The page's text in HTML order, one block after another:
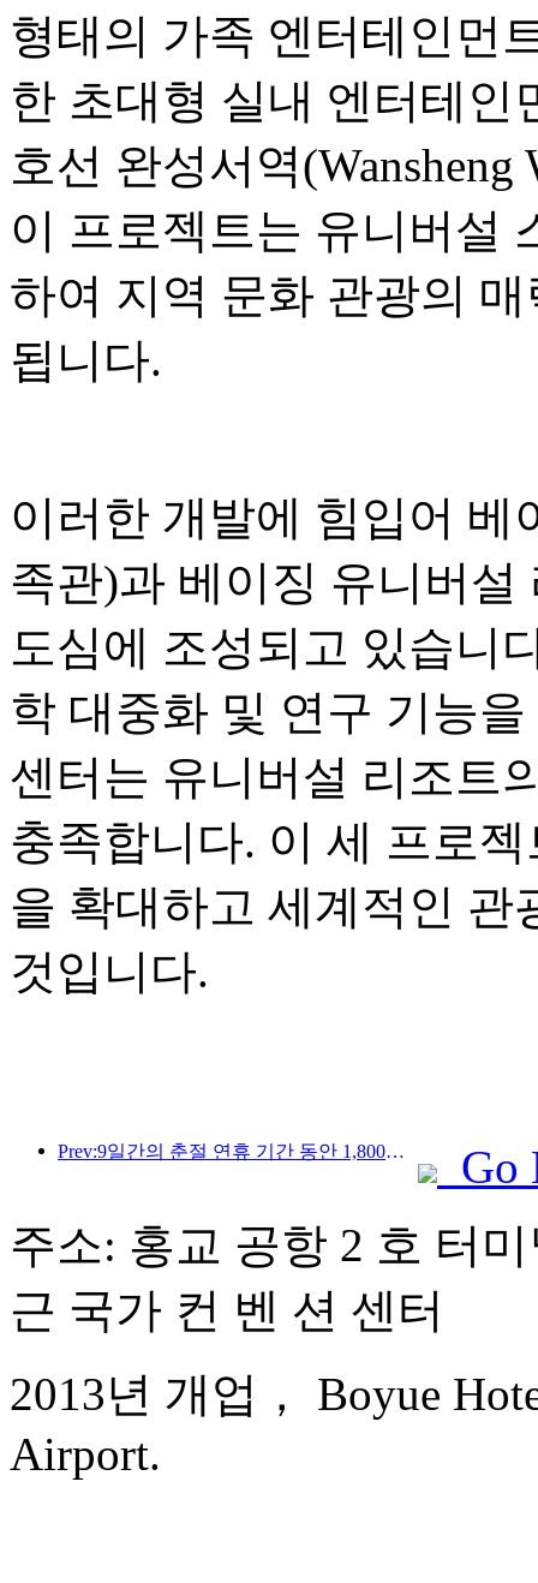
형태의 가족 엔터테인먼
한 초대형 실내 엔터테인
호선 완성서역
이 프로젝트는 유니버설
하여 지역 문화 관광의
됩니다.
이러한 개발에 힘입어 베
족관)과 베이징 유니버
도심에 조성되고 있습니
학 대중화 및 연구 기능
센터는 유니버설 리조트
충족합니다. 이 세 프로
을 확대하고 세계적인 관
것입니다.
Prev:9일간의 춘절 연휴 기간 동안 1,800만 명 이상이 국내외를 왕래할 것으로 예상됩니다.
Go
주소: 홍교 공항 2 호 터
근 국가 컨 벤 션 센터
2013년 개업， Boyue
Airport.